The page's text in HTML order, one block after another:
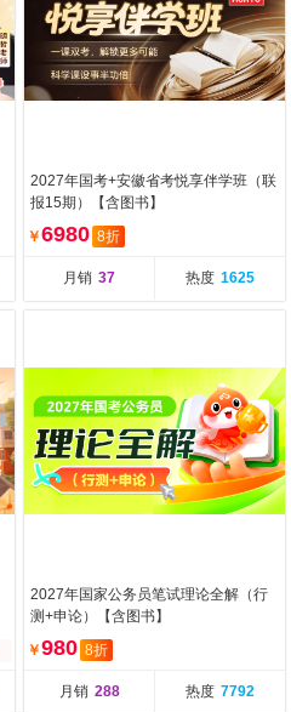
2027年国考+安徽省考悦享伴学班（联
报15期）【含图书】
￥6980 8折
月销 37 热度 1625
2027年国家公务员笔试理论全解（行
测+申论）【含图书】
￥980 8折
月销 288 热度 7792